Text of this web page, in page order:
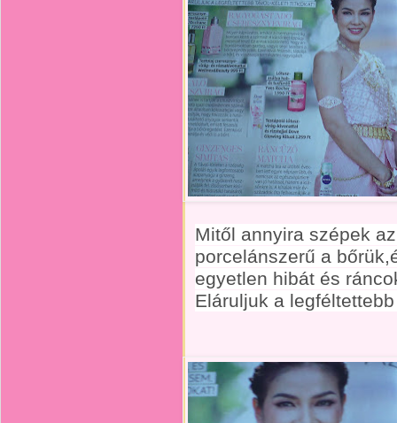
Mitől annyira szépek
porcelánszerű a
egyetlen hibát és
Eláruljuk a